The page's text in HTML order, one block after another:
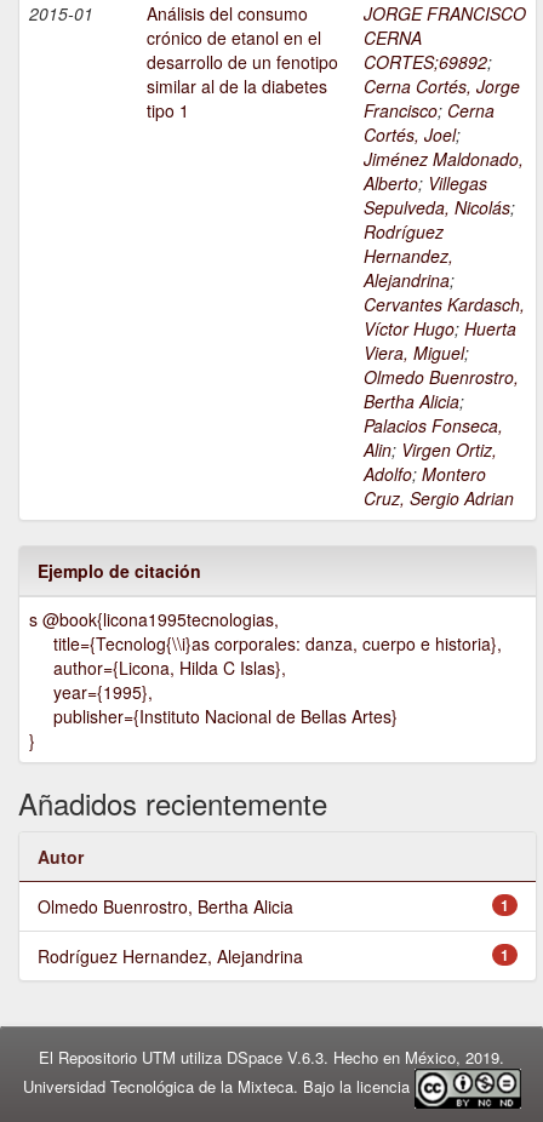
2015-01
Análisis del consumo
crónico de etanol en el
desarrollo de un fenotipo
similar al de la diabetes
tipo 1
JORGE FRANCISCO
CERNA
CORTES;69892;
Cerna Cortés, Jorge
Francisco; Cerna
Cortés, Joel;
Jiménez Maldonado,
Alberto; Villegas
Sepulveda, Nicolás;
Rodríguez
Hernandez,
Alejandrina;
Cervantes Kardasch,
Víctor Hugo; Huerta
Viera, Miguel;
Olmedo Buenrostro,
Bertha Alicia;
Palacios Fonseca,
Alin; Virgen Ortiz,
Adolfo; Montero
Cruz, Sergio Adrian
Ejemplo de citación
s @book{licona1995tecnologias,
title={Tecnolog{\\i}as corporales: danza, cuerpo e historia},
author={Licona, Hilda C Islas},
year={1995},
publisher={Instituto Nacional de Bellas Artes}
}
Añadidos recientemente
Autor
1
Olmedo Buenrostro, Bertha Alicia
1
Rodríguez Hernandez, Alejandrina
El Repositorio UTM utiliza DSpace V.6.3. Hecho en México, 2019.
Universidad Tecnológica de la Mixteca. Bajo la licencia